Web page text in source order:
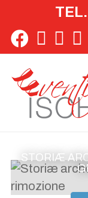
STORIÆ